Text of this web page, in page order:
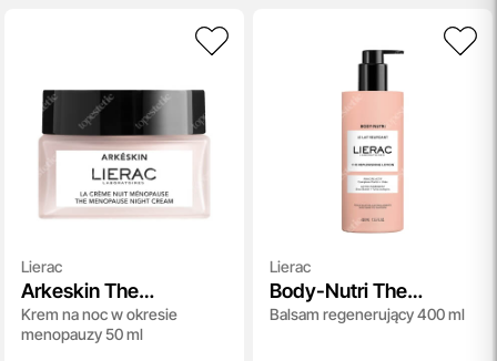
Lierac
Arkeskin The
Menopause Night
Cream
Krem na noc w okresie
menopauzy 50 ml
Lierac
Body-Nutri The
Replenishing Lotion
Balsam regenerujący 400 ml